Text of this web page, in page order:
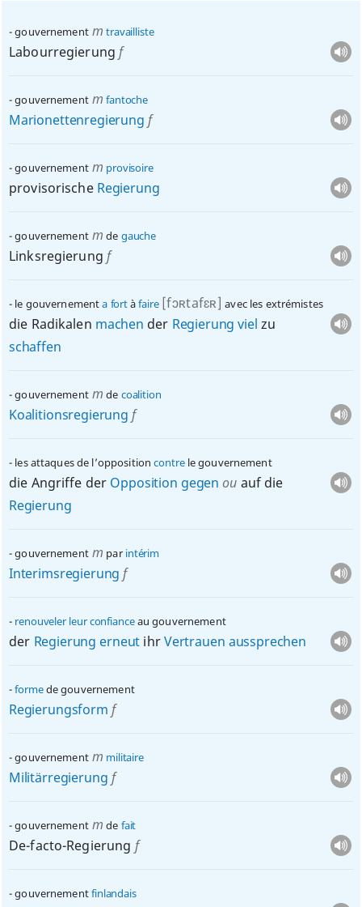
gouvernementm travailliste
Labourregierung f
gouvernementm fantoche
Marionettenregierung f
gouvernementm provisoire
provisorische Regierung
gouvernementm de gauche
Linksregierung f
le gouvernementa fortàfaire [fɔʀtafɛʀ] avec les extrémistes
die Radikalen machen der Regierung viel zu
schaffen
gouvernementm de coalition
Koalitionsregierung f
les attaques de l’oppositioncontrele gouvernement
die Angriffe der Opposition gegen ou auf die
Regierung
gouvernementm par intérim
Interimsregierung f
renouveler leurconfianceau gouvernement
der Regierung erneut ihrVertrauen aussprechen
formede gouvernement
Regierungsform f
gouvernementm militaire
Militärregierung f
gouvernementm de fait
De-facto-Regierung f
gouvernementfinlandais